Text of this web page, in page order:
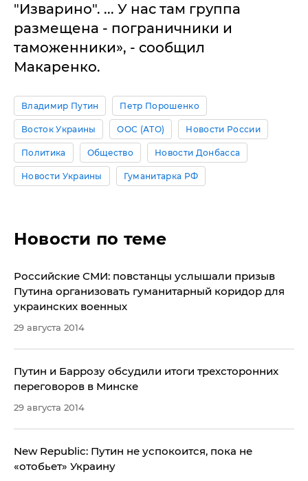
"Изварино". ... У нас там группа
размещена - пограничники и
таможенники», - сообщил
Макаренко.
Владимир Путин Петр Порошенко
Восток Украины ООС (АТО) Новости России
Политика Общество Новости Донбасса
Новости Украины Гуманитарка РФ
Новости по теме
Российские СМИ: повстанцы услышали призыв
Путина организовать гуманитарный коридор для
украинских военных
29 августа 2014
Путин и Баррозу обсудили итоги трехсторонних
переговоров в Минске
29 августа 2014
New Republic: Путин не успокоится, пока не
«отобьет» Украину